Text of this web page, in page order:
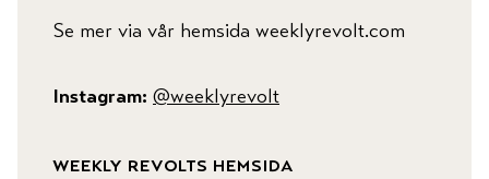
Se mer via vår hemsida weeklyrevolt.com
Instagram: @weeklyrevolt
weekly revolts hemsida